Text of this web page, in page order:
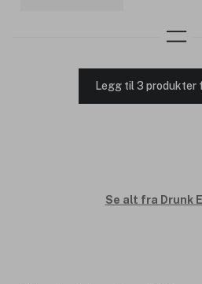
Legg til 3 produkter
Se alt fra Drunk